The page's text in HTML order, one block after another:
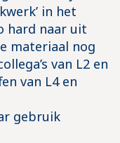
in het
hard naar uit
materiaal nog
van L2 en
van L4 en
gebruik